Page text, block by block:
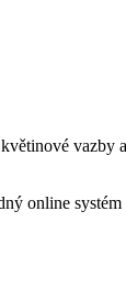
vazby
online systém